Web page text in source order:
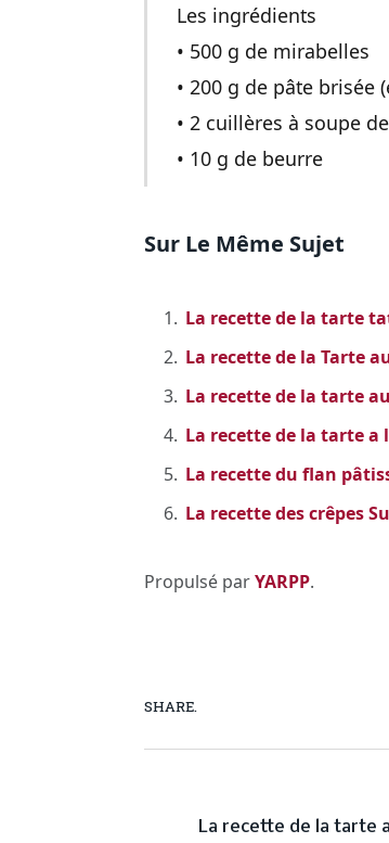
Les ingrédients
• 500 g de mirabelles
• 200 g de pâte brisée
• 2 cuillères à soupe
• 10 g de beurre
Sur Le Même Sujet
La recette de la tarte
La recette de la Tarte
La recette de la tarte
La recette de la tarte a
La recette du flan
La recette des crêpes
Propulsé parYARPP.
SHARE.
La recette de la tarte